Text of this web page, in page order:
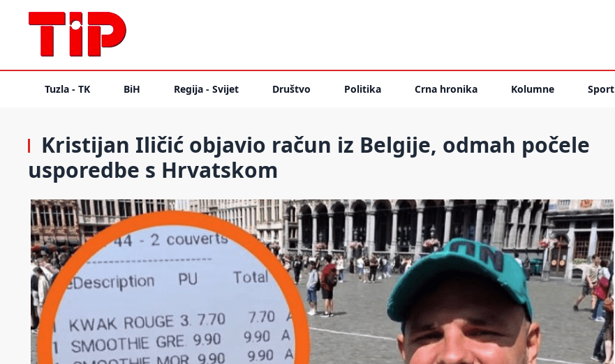
Tuzla - TK BiH Regija - Svijet Društvo Politika Crna hronika Kolumne Sport
Kristijan Iličić objavio račun iz Belgije, odmah počele
usporedbe s Hrvatskom